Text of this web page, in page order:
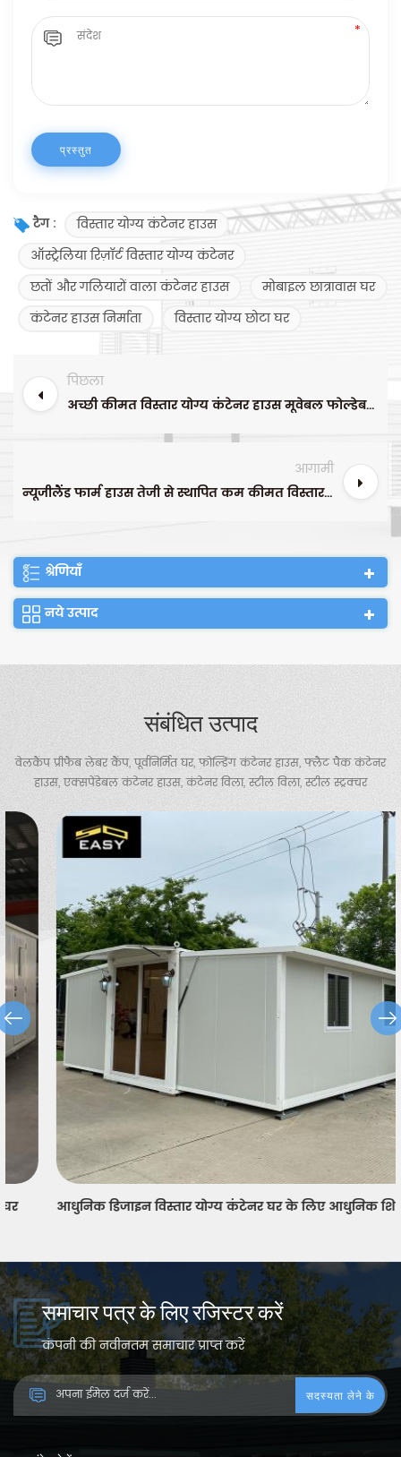
टैग :
विस्तार योग्य कंटेनर हाउस
ऑस्ट्रेलिया रिज़ॉर्ट विस्तार योग्य कंटेनर
छतों और गलियारों वाला कंटेनर हाउस
मोबाइल छात्रावास घर
कंटेनर हाउस निर्माता
विस्तार योग्य छोटा घर
पिछला
अच्छी कीमत विस्तार योग्य कंटेनर हाउस मूवेबल फोल्डेबल अस्थायी मॉड्यूलर प्रीफैब वेल्डिंग प्रीफैब्रिकेटेड लक्जरी स्टैंडर्ड कंटेनर होम
आगामी
न्यूजीलैंड फार्म हाउस तेजी से स्थापित कम कीमत विस्तार योग्य कंटेनर हाउस
श्रेणियाँ
नये उत्पाद
संबंधित उत्पाद
वेलकैंप प्रीफैब लेबर कैंप, पूर्वनिर्मित घर, फोल्डिंग कंटेनर हाउस, फ्लैट पैक कंटेनर
हाउस, एक्सपेंडेबल कंटेनर हाउस, कंटेनर विला, स्टील विला, स्टील स्ट्रक्चर
वेयरहाउस, चिकन शेड, पोर्टेबल टॉयलेट, गार्ड हाउस आदि प्रदान करता है।
आधुनिक डिजाइन विस्तार योग्य कंटेनर घर के लिए आधुनिक शिक्षक के पोर्टेबल छात्रावास में यूरोप
समाचार पत्र के लिए रजिस्टर करें
कंपनी की नवीनतम समाचार प्राप्त करें